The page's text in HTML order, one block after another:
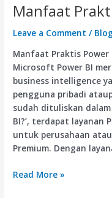
Manfaat
Leave a Comment / Blog
Manfaat Praktis Power
Microsoft Power BI
business intelligence
pengguna pribadi
sudah dituliskan
BI?’, terdapat layanan
untuk perusahaan
Premium. Dengan
Read More »